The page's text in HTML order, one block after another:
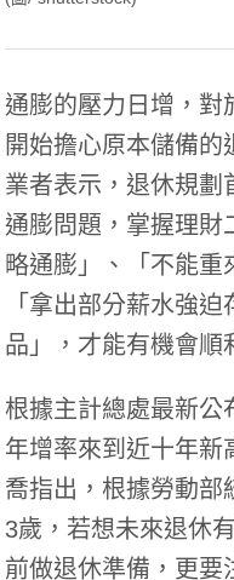
通膨的壓力日增，對
開始擔心原本儲備
業者表示，退休規劃
通膨問題，掌握理財
略通膨」、「不能重
「拿出部分薪水強
品」，才能有機會順
根據主計總處最新公
年增率來到近十年新
喬指出，根據勞動部
3歲，若想未來退休
前做退休準備，更要